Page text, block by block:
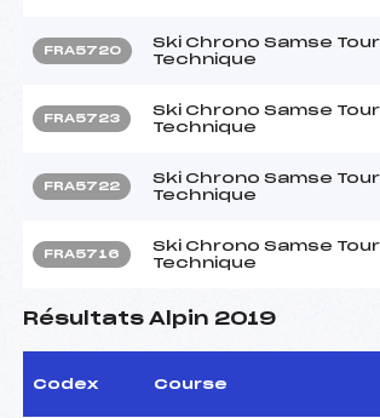
FRA5720
Ski Chrono Samse Tour
Technique
FRA5723
Ski Chrono Samse Tour
Technique
FRA5722
Ski Chrono Samse Tour
Technique
FRA5716
Ski Chrono Samse Tour
Technique
Résultats Alpin 2019
Codex Course